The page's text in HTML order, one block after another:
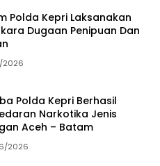
Polda Kepri Laksanakan
Dugaan Penipuan Dan
2026
Polda Kepri Berhasil
Narkotika Jenis
Aceh – Batam
2026